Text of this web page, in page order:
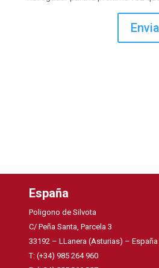
España
Poligono de Silvota
C/ Peña Santa, Parcela 3
33192 – LLanera (Asturias) – España
T: (+34) 985 264 960